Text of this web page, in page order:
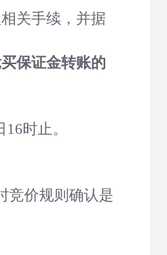
关手续，并据
保证金转账的
16时止。
竞价规则确认是